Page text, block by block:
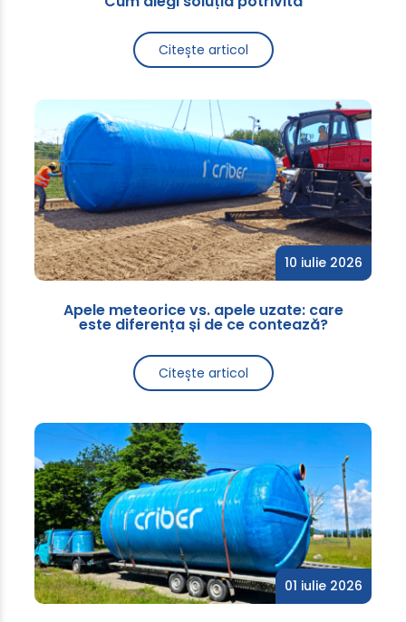
Citește articol
10 iulie 2026
Apele meteorice vs. apele uzate: care
este diferența și de ce contează?
Citește articol
01 iulie 2026